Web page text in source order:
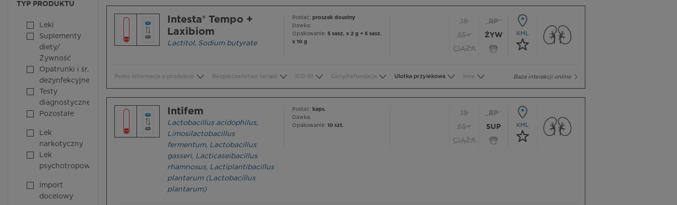
TYP PRODUKTU
Leki
Suplementy
diety/
Żywność
Opatrunki i śr.
dezynfekcyjne
Testy
diagnostyczne
Pozostałe
Lek
narkotyczny
Lek
psychotropowy
Import
docelowy
Intesta® Tempo +
Laxibiom
Lactitol, Sodium butyrate
Postać: proszek doustny
Dawka:
Opakowanie: 5 sasz. x 2 g + 5 sasz.
x 10 g
18
65+
CIĄŻA
RP
ŻYW
KML
Baza interakcji online
Pełna informacja o produkcie Bezpieczeństwo terapii ICD-10 Ceny/refundacja Ulotka przylekowa Inne
Intifem
Lactobacillus acidophilus,
Limosilactobacillus
fermentum, Lactobacillus
gasseri, Lacticaseibacillus
rhamnosus, Lactiplantibacillus
plantarum (Lactobacillus
plantarum)
Postać: kaps.
Dawka:
Opakowanie: 10 szt.
18
65+
CIĄŻA
RP
SUP
KML